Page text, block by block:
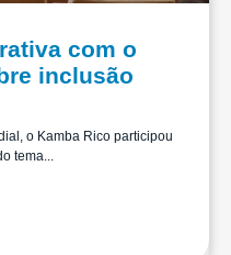
com o
inclusão
o Kamba Rico participou
tema...